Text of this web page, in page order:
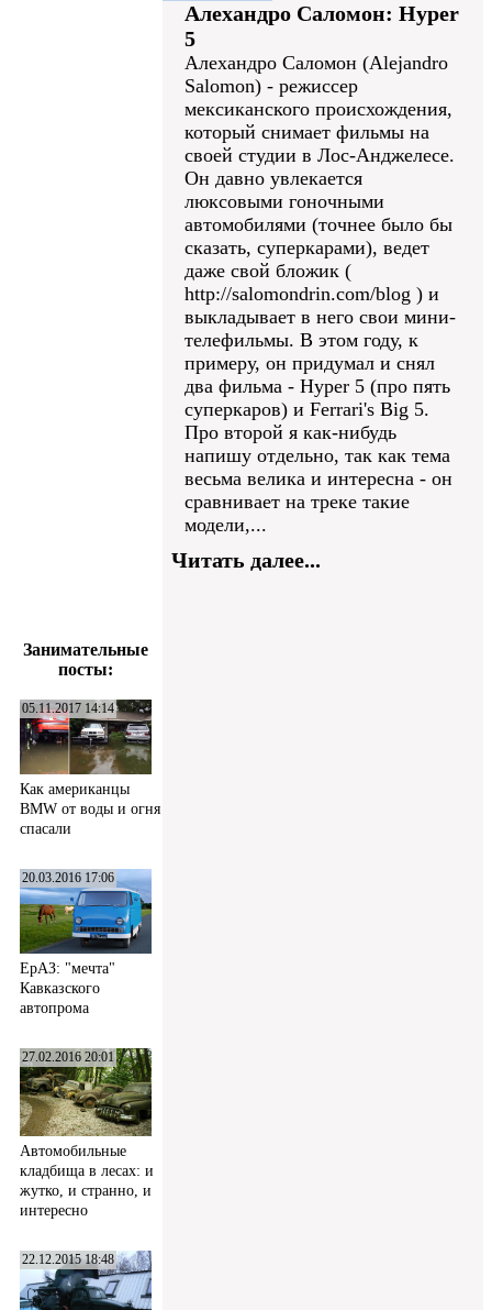
Занимательные
посты:
05.11.2017 14:14
Как американцы
BMW от воды и огня
спасали
20.03.2016 17:06
ЕрАЗ: "мечта"
Кавказского
автопрома
27.02.2016 20:01
Автомобильные
кладбища в лесах: и
жутко, и странно, и
интересно
22.12.2015 18:48
Алехандро Саломон: Hyper
5
Алехандро Саломон (Alejandro
Salomon) - режиссер
мексиканского происхождения,
который снимает фильмы на
своей студии в Лос-Анджелесе.
Он давно увлекается
люксовыми гоночными
автомобилями (точнее было бы
сказать, суперкарами), ведет
даже свой бложик (
http://salomondrin.com/blog ) и
выкладывает в него свои мини-
телефильмы. В этом году, к
примеру, он придумал и снял
два фильма - Hyper 5 (про пять
суперкаров) и Ferrari's Big 5.
Про второй я как-нибудь
напишу отдельно, так как тема
весьма велика и интересна - он
сравнивает на треке такие
модели,...
Читать далее...